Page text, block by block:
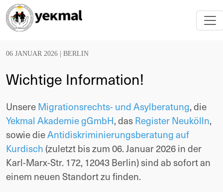
06 JANUAR 2026 | BERLIN
Wichtige Information!
Unsere Migrationsrechts- und Asylberatung, die
Yekmal Akademie gGmbH, das Register Neukölln,
sowie dieAntidiskriminierungsberatung auf
Kurdisch (zuletzt bis zum 06. Januar 2026 in der
Karl-Marx-Str. 172, 12043 Berlin) sind ab sofort an
einem neuen Standort zu finden.